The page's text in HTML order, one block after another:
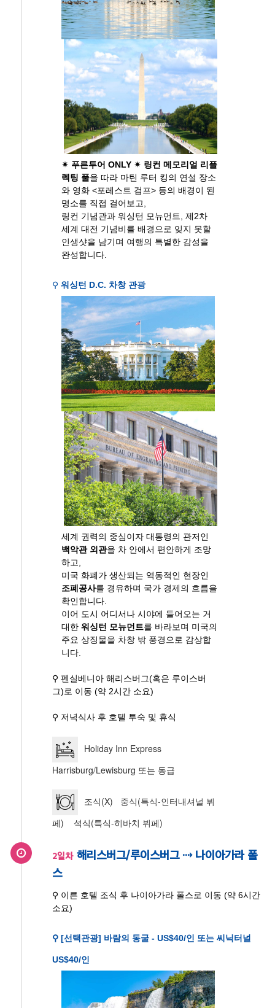
✴ 푸른투어 ONLY ✴ 링컨 메모리얼 리플
렉팅 풀을 따라 마틴 루터 킹의 연설 장소
와 영화 <포레스트 검프> 등의 배경이 된
명소를 직접 걸어보고,
링컨 기념관과 워싱턴 모뉴먼트, 제2차
세계 대전 기념비를 배경으로 잊지 못할
인생샷을 남기며 여행의 특별한 감성을
완성합니다.
⚲ 워싱턴 D.C. 차창 관광
세계 권력의 중심이자 대통령의 관저인
백악관 외관을 차 안에서 편안하게 조망
하고,
미국 화폐가 생산되는 역동적인 현장인
조폐공사를 경유하며 국가 경제의 흐름을
확인합니다.
이어 도시 어디서나 시야에 들어오는 거
대한 워싱턴 모뉴먼트를 바라보며 미국의
주요 상징물을 차창 밖 풍경으로 감상합
니다.
⚲ 펜실베니아 해리스버그(혹은 루이스버
그)로 이동 (약 2시간 소요)
⚲ 저녁식사 후 호텔 투숙 및 휴식
Holiday Inn Express
Harrisburg/Lewisburg 또는 동급
조식(X) 중식(특식-인터내셔널 뷔
페) 석식(특식-히바치 뷔페)
2일차 해리스버그/루이스버그 ⇢ 나이아가라 폴
스
⚲ 이른 호텔 조식 후 나이아가라 폴스로 이동 (약 6시간
소요)
⚲ [선택관광] 바람의 동굴 - US$40/인 또는 씨닉터널
US$40/인